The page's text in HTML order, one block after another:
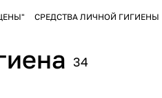
СРЕДСТВА ЛИЧНОЙ ГИГИЕНЫ
34